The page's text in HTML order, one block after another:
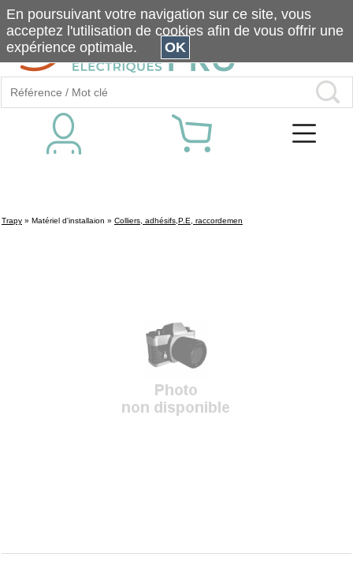
Trapy » Matériel d'installaion » Colliers, adhésifs,P.E, raccordemen
En poursuivant votre navigation sur ce site, vous
acceptez l'utilisation de cookies afin de vous offrir une
expérience optimale.
OK